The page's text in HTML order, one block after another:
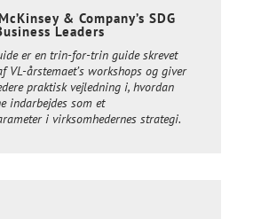
& Company’s SDG
Leaders
er en trin-for-trin guide skrevet
VL-årstemaet’s workshops og giver
praktisk vejledning i, hvordan
indarbejdes som et
i virksomhedernes strategi.